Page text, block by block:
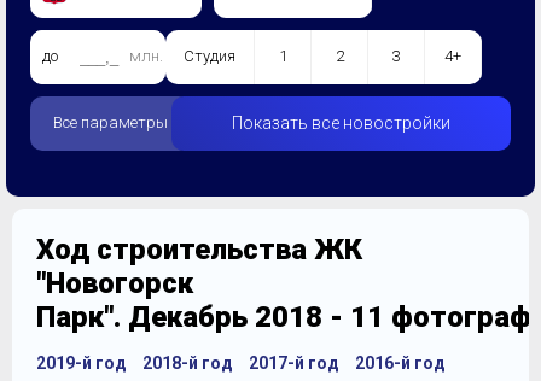
до млн. Студия 1 2 3 4+
Все параметры Показать все новостройки
Ход строительства ЖК
"Новогорск
Парк". Декабрь 2018 - 11
2019-й год 2018-й год 2017-й год 2016-й год